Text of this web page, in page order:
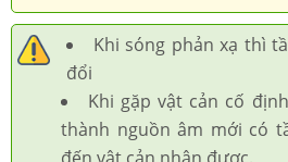
Khi sóng phản xạ thì
đổi
Khi gặp vật cản cố
thành nguồn âm mới có